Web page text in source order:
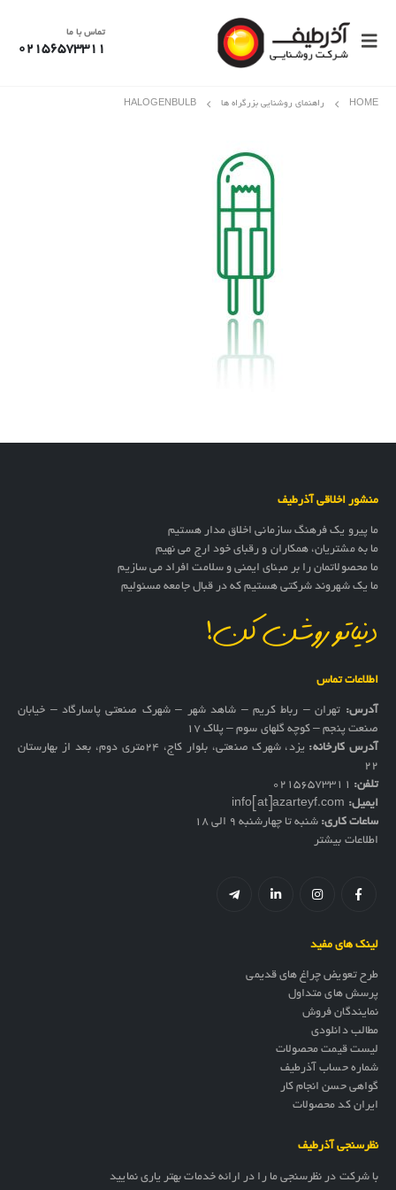
تماس با ما
02156573311
HOME راهنمای روشنایی بزرگراه ها HALOGENBULB
منشور اخلاقی آذرطیف
ما پیرو یک فرهنگ سازمانی اخلاق مدار هستیم
ما به مشتریان، همکاران و رقبای خود ارج می نهیم
ما محصولاتمان را بر مبنای ایمنی و سلامت افراد می سازیم
ما یک شهروند شرکتی هستیم که در قبال جامعه مسئولیم
دنیاتو روشن کن!
اطلاعات تماس
آدرس: تهران – رباط کریم – شاهد شهر – شهرک صنعتی پاسارگاد – خیابان
صنعت پنجم – کوچه گلهای سوم – پلاک 17
آدرس کارخانه:
یزد، شهرک صنعتی، بلوار کاج، ۲۴متری دوم، بعد از بهارستان
۲۲
تلفن: 02156573311
ایمیل: info[at]azarteyf.com
ساعات کاری: شنبه تا چهارشنبه 9 الی 18
اطلاعات بیشتر
لینک های مفید
طرح تعویض چراغ های قدیمی
پرسش های متداول
نمایندگان فروش
مطالب دانلودی
لیست قیمت محصولات
شماره حساب آذرطیف
گواهی حسن انجام کار
ایران کد محصولات
نظرسنجی آذرطیف
با شرکت در نظرسنجی ما را در ارائه خدمات بهتر یاری نمایید